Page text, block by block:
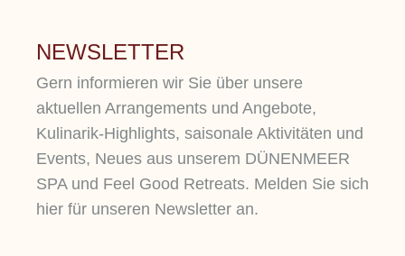
NEWSLETTER
Gern informieren wir Sie über unsere
aktuellen Arrangements und Angebote,
Kulinarik-Highlights, saisonale Aktivitäten und
Events, Neues aus unserem DÜNENMEER
SPA und Feel Good Retreats. Melden Sie sich
hier für unseren Newsletter an.